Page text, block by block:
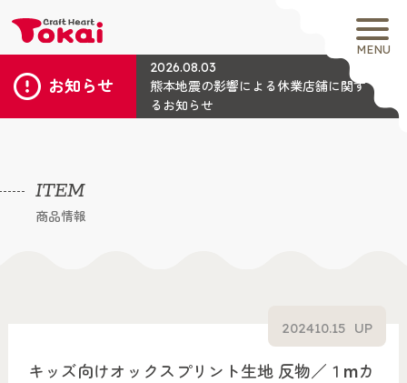
MENU
お知らせ
2026.08.03
熊本地震の影響による休業店舗に関す
るお知らせ
ITEM
商品情報
キッズ向けオックスプリント生地 反物／１mカ
202410.15 UP